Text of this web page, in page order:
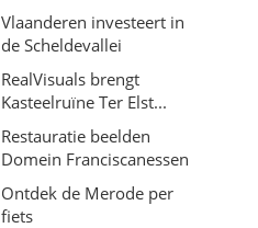
Vlaanderen investeert in
de Scheldevallei
RealVisuals brengt
Kasteelruïne Ter Elst...
Restauratie beelden
Domein Franciscanessen
Ontdek de Merode per
fiets